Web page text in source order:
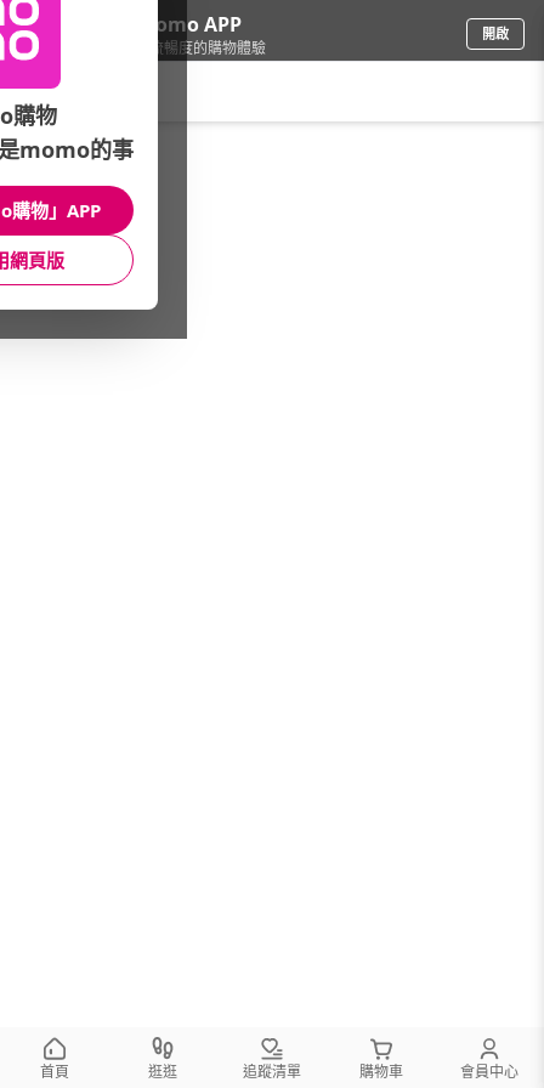
下載momo APP
給你3倍流暢度的購物體驗
開啟
鞋包箱/運動鞋/New Balance
館長推薦 月銷量
首頁 逛逛 追蹤清單 購物車 會員中心
購物
momo的事
購物」APP
網頁版